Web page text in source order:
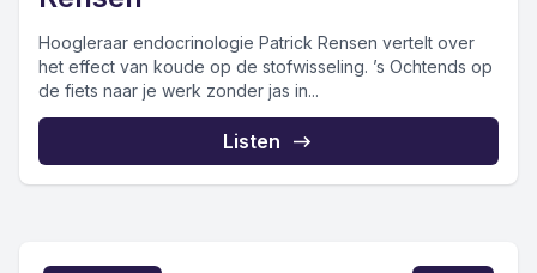
Hoogleraar endocrinologie Patrick Rensen vertelt over
het effect van koude op de stofwisseling. ’s Ochtends op
de fiets naar je werk zonder jas in...
Listen